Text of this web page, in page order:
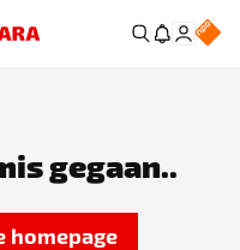
gegaan..
homepage